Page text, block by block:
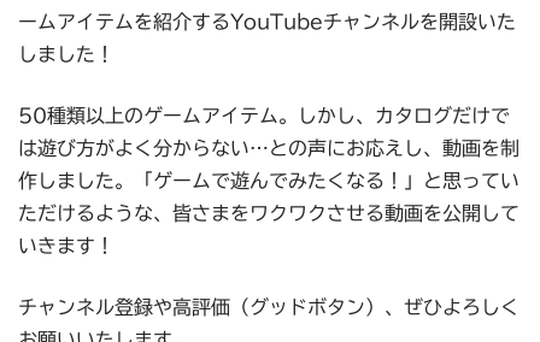
ームアイテムを紹介するYouTubeチャンネルを開設いた
しました！
50種類以上のゲームアイテム。しかし、カタログだけで
は遊び方がよく分からない…との声にお応えし、動画を制
作しました。「ゲームで遊んでみたくなる！」と思ってい
ただけるような、皆さまをワクワクさせる動画を公開して
いきます！
チャンネル登録や高評価（グッドボタン）、ぜひよろしく